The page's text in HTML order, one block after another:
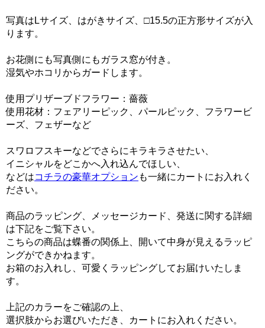
写真はLサイズ、はがきサイズ、□15.5の正方形サイズが入
ります。
お花側にも写真側にもガラス窓が付き。
湿気やホコリからガードします。
使用プリザーブドフラワー：薔薇
使用花材：フェアリーピック、パールピック、フラワービ
ーズ、フェザーなど
スワロフスキーなどでさらにキラキラさせたい、
イニシャルをどこかへ入れ込んでほしい、
などはコチラの豪華オプション も一緒にカートにお入れく
ださい。
商品のラッピング、メッセージカード、発送に関する詳細
は下記をご覧下さい。
こちらの商品は蝶番の関係上、開いて中身が見えるラッピ
ングができかねます。
お箱のお入れし、可愛くラッピングしてお届けいたしま
す。
上記のカラーをご確認の上、
選択肢からお選びいただき、カートにお入れください。